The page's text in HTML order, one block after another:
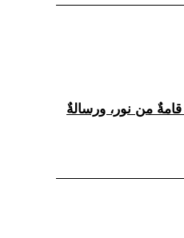
من نور، ورسالةٌ